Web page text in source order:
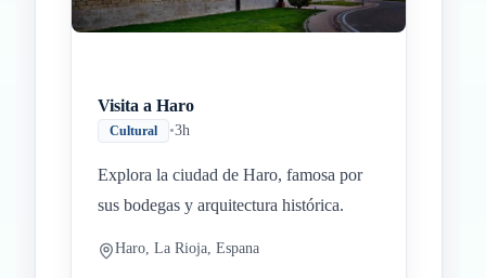
Visita a Haro
Cultural •3h
Explora la ciudad de Haro, famosa por
sus bodegas y arquitectura histórica.
Haro, La Rioja, Espana